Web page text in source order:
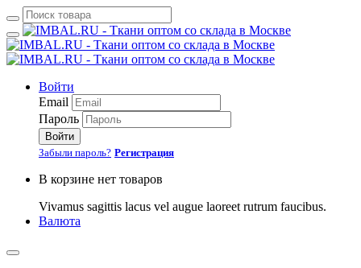
Войти
Email
Пароль
Войти
Забыли пароль? Регистрация
В корзине нет товаров
Vivamus sagittis lacus vel augue laoreet rutrum faucibus.
Валюта